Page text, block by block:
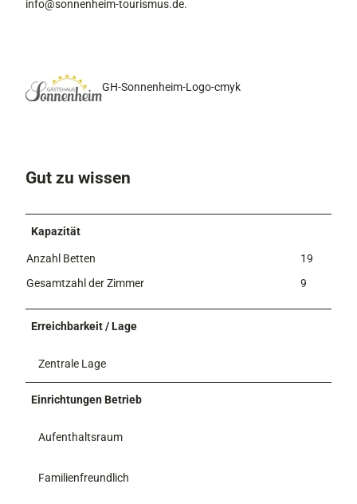
s
e
m
info@sonnenheim-tourismus.de.
GH-Sonnenheim-Logo-cmyk
Gut zu wissen
Kapazität
Anzahl Betten
19
Gesamtzahl der Zimmer
9
Erreichbarkeit / Lage
Zentrale Lage
Einrichtungen Betrieb
Aufenthaltsraum
Familienfreundlich